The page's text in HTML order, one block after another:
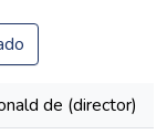
de (director)